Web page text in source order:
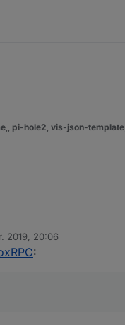
pi-hole2 vis-json-template
2019, 20:06
: